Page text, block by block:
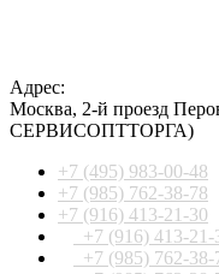
Адрес:
Москва, 2-й проезд
СЕРВИСОПТТОРГА)
+7 (495) 983-00-48
+7 (985) 762-38-78
+7 (916) 413-21-30
+7 (916) 413-21-
+7 (985) 762-38-